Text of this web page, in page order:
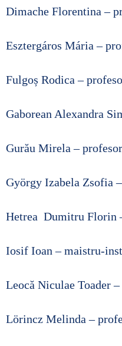
Dimache Florentina –
Esztergáros Mária –
Fulgoș Rodica –
Gaborean Alexandra
Gurău Mirela – profesor
György Izabela Zsofia
Hetrea Dumitru Florin
Iosif Ioan – maistru-
Leocă Niculae Toader
Lörincz Melinda –